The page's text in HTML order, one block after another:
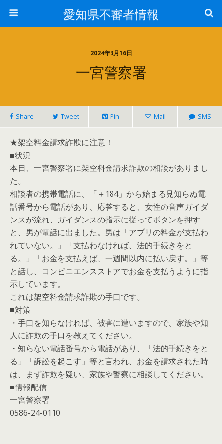
愛知県不審者情報
2024年3月16日
一宮警察署
Share Tweet Pin Mail SMS
★架空料金請求詐欺に注意！
■状況
本日、一宮警察署に架空料金請求詐欺の相談がありまし
た。
相談者の携帯電話に、「＋184」から始まる見知らぬ電
話番号から電話があり、応答すると、女性の音声ガイダ
ンスが流れ、ガイダンスの指示に従ってボタンを押す
と、男が電話に出ました。男は「アプリの料金が支払わ
れていない。」「支払わなければ、法的手続きをと
る。」「お金を支払えば、一週間以内に払い戻す。」等
と話し、コンビニエンスストアでお金を支払うように指
示しています。
これは架空料金請求詐欺の手口です。
■対策
・手口を知らなければ、被害に遭いますので、家族や知
人に詐欺の手口を教えてください。
・知らない電話番号から電話があり、「法的手続きをと
る」「訴訟を起こす」等と言われ、お金を請求された時
は、まず詐欺を疑い、家族や警察に相談してください。
■情報配信
一宮警察署
0586-24-0110